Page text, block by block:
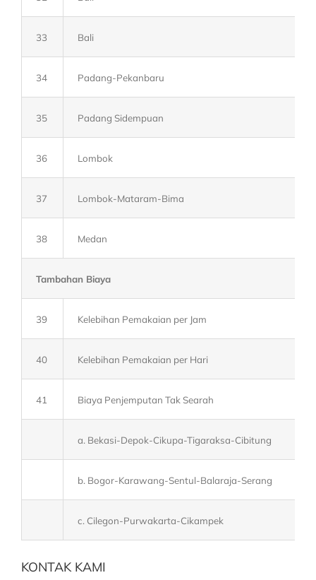
33 Bali
34 Padang-Pekanbaru
35 Padang Sidempuan
36 Lombok
37 Lombok-Mataram-Bima
38 Medan
Tambahan Biaya
39 Kelebihan Pemakaian per Jam
40 Kelebihan Pemakaian per Hari
41 Biaya Penjemputan Tak Searah
a. Bekasi-Depok-Cikupa-Tigaraksa-Cibitung
b. Bogor-Karawang-Sentul-Balaraja-Serang
c. Cilegon-Purwakarta-Cikampek
KONTAK KAMI